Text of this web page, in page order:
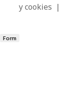
y cookies |
Form